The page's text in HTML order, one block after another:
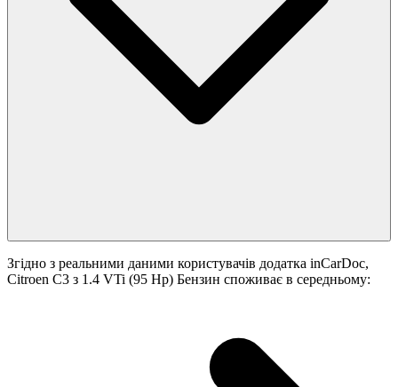
Згідно з реальними даними користувачів додатка inCarDoc,
Citroen C3 з 1.4 VTi (95 Hp) Бензин споживає в середньому: